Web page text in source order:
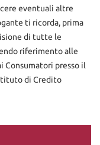
eventuali altre
ti ricorda, prima
di tutte le
riferimento alle
Consumatori presso il
di Credito